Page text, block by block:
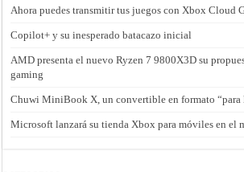
Ahora puedes transmitir tus juegos con Xbox Cloud
Copilot+ y su inesperado batacazo inicial
AMD presenta el nuevo Ryzen 7 9800X3D su
gaming
Chuwi MiniBook X, un convertible en formato “para
Microsoft lanzará su tienda Xbox para móviles en el